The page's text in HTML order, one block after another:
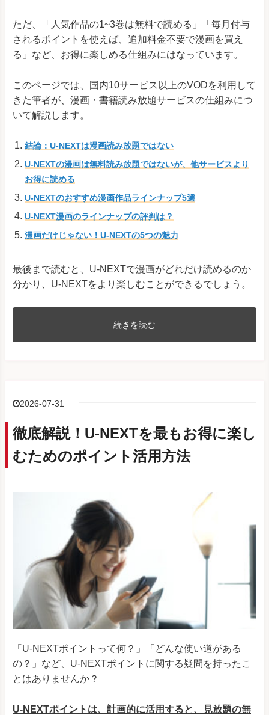
ただ、「人気作品の1~3巻は無料で読める」「毎月付与
されるポイントを使えば、追加料金不要で漫画を買え
る」など、お得に楽しめる仕組みにはなっています。
このページでは、国内10サービス以上のVODを利用して
きた筆者が、漫画・書籍読み放題サービスの仕組みにつ
いて解説します。
結論：U-NEXTは漫画読み放題ではない
U-NEXTの漫画は無料読み放題ではないが、他サービスより
お得に読める
U-NEXTのおすすめ漫画作品ラインナップ5選
U-NEXT漫画のラインナップの評判は？
漫画だけじゃない！U-NEXTの5つの魅力
最後まで読むと、U-NEXTで漫画がどれだけ読めるのか
分かり、U-NEXTをより楽しむことができるでしょう。
続きを読む
2026-07-31
徹底解説！U-NEXTを最もお得に楽し
むためのポイント活用方法
「U-NEXTポイントって何？」「どんな使い道がある
の？」など、U-NEXTポイントに関する疑問を持ったこ
とはありませんか？
U-NEXTポイントは、計画的に活用すると、見放題の無